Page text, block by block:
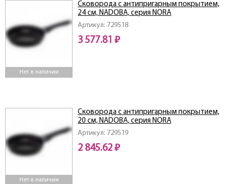
Нет в наличии
Артикул: 729518
Сковорода с антипригарным покрытием,
24 см, NADOBA, серия NORA
3 577.81 ₽
Нет в наличии
Артикул: 729519
Сковорода с антипригарным покрытием,
20 см, NADOBA, серия NORA
2 845.62 ₽